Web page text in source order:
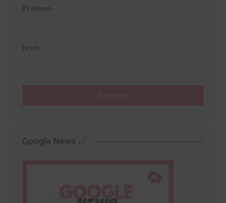
Prénom
Nom
Google News